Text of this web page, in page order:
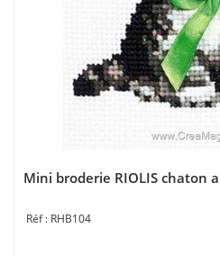
Mini broderie RIOLIS chaton
RHB104